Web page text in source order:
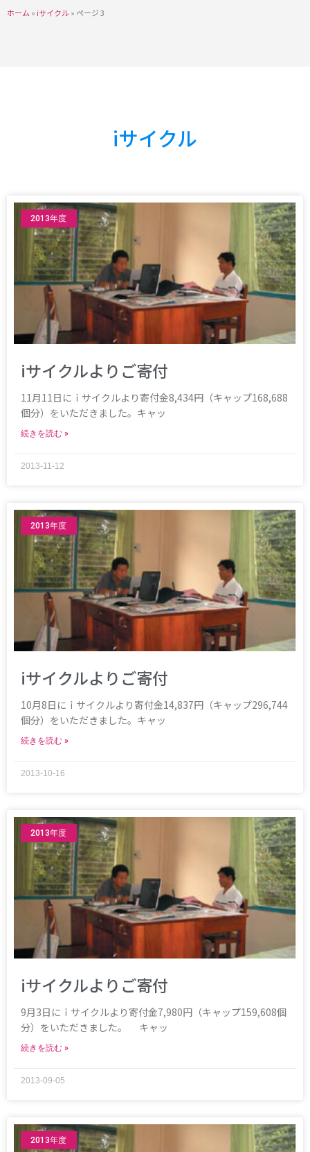
ホーム » iサイクル»ページ 3
iサイクル
2013年度
iサイクルよりご寄付
11月11日にｉサイクルより寄付金8,434円（キャップ168,688
個分）をいただきました。キャッ
続きを読む »
2013-11-12
2013年度
iサイクルよりご寄付
10月8日にｉサイクルより寄付金14,837円（キャップ296,744
個分）をいただきました。キャッ
続きを読む »
2013-10-16
2013年度
iサイクルよりご寄付
9月3日にｉサイクルより寄付金7,980円（キャップ159,608個
分）をいただきました。 キャッ
続きを読む »
2013-09-05
2013年度